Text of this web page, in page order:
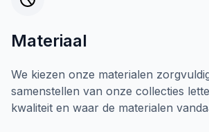
Materiaal
We kiezen onze materialen
samenstellen van onze collecties
kwaliteit en waar de materialen